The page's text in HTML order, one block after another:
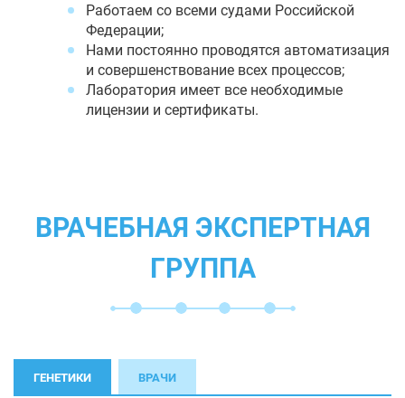
Работаем со всеми судами Российской
Федерации;
Нами постоянно проводятся автоматизация
и совершенствование всех процессов;
Лаборатория имеет все необходимые
лицензии и сертификаты.
ВРАЧЕБНАЯ ЭКСПЕРТНАЯ
ГРУППА
ГЕНЕТИКИ ВРАЧИ